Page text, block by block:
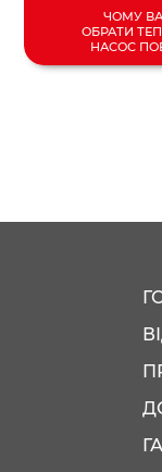
ЧОМУ
ОБРАТИ
НАСОС